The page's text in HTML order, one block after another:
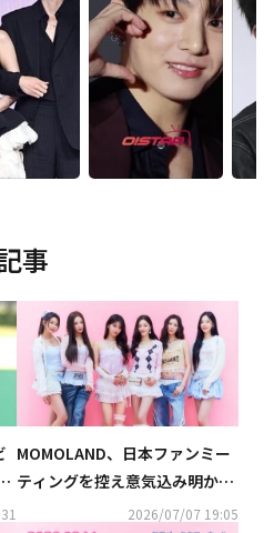
事
MOMOLAND、日本ファンミー
ティングを控え意気込み明かす
「この瞬間だけをずっと待って
2026/07/07 19:05